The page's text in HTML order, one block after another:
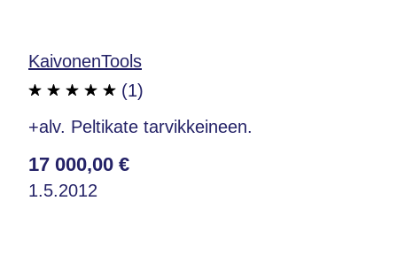
KaivonenTools
(1)
+alv. Peltikate tarvikkeineen.
17 000,00 €
1.5.2012